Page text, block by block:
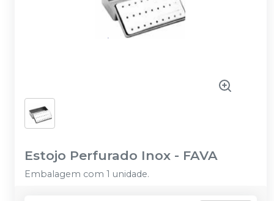
Estojo Perfurado Inox - FAVA
Embalagem com 1 unidade.